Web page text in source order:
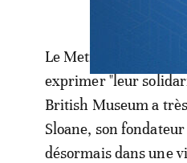
Le Metropolitan et le
exprimer "leur
British Museum a
Sloane, son
désormais dans une